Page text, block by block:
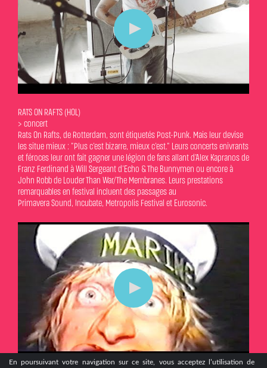
En poursuivant votre navigation sur ce site, vous acceptez l’utilisation de
En poursuivant votre navigation sur ce site, vous acceptez l’utilisation de
RATS ON RAFTS (HOL)
> concert
Rats On Rafts, de Rotterdam, sont étiquetés Post-Punk. Mais leur devise
les situe mieux : "Plus c’est bizarre, mieux c’est." Leurs concerts enivrants
et féroces leur ont fait gagner une légion de fans allant d’Alex Kapranos de
Franz Ferdinand à Will Sergeant d’Echo & The Bunnymen ou encore à
John Robb de Louder Than War/The Membranes. Leurs prestations
remarquables en festival incluent des passages au
Primavera Sound, Incubate, Metropolis Festival et Eurosonic.